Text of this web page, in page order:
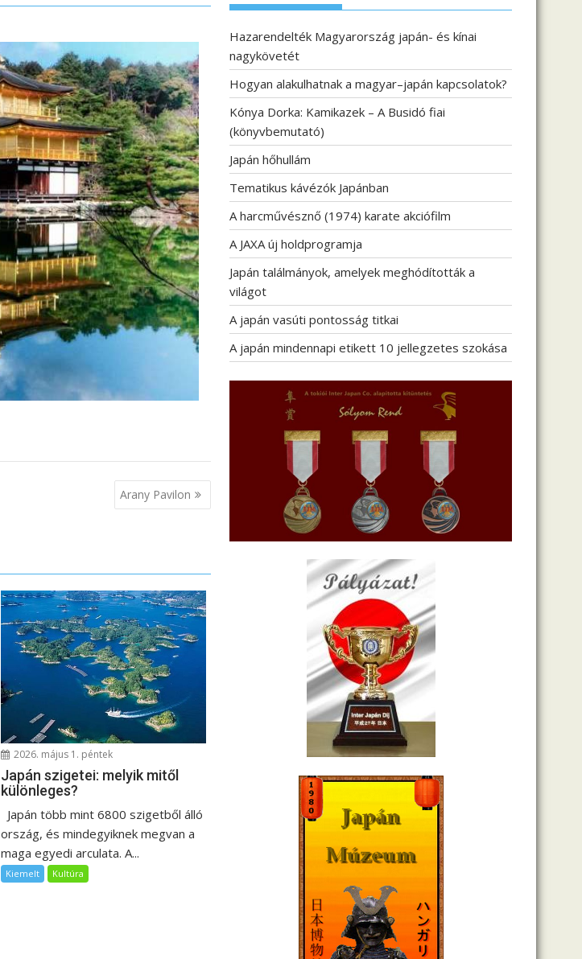
Arany Pavilon
2026. május 1. péntek
Japán szigetei: melyik mitől
különleges?
Japán több mint 6800 szigetből álló
ország, és mindegyiknek megvan a
maga egyedi arculata. A...
Kiemelt Kultúra
Hazarendelték Magyarország japán- és kínai
nagykövetét
Hogyan alakulhatnak a magyar–japán kapcsolatok?
Kónya Dorka: Kamikazek – A Busidó fiai
(könyvbemutató)
Japán hőhullám
Tematikus kávézók Japánban
A harcművésznő (1974) karate akciófilm
A JAXA új holdprogramja
Japán találmányok, amelyek meghódították a
világot
A japán vasúti pontosság titkai
A japán mindennapi etikett 10 jellegzetes szokása